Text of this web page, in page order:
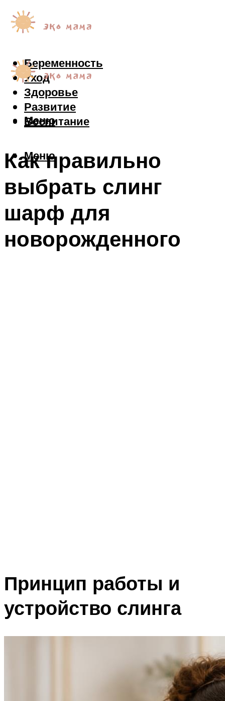
Беременность
Уход
Здоровье
Развитие
Воспитание
Меню
Меню
Как правильно
выбрать слинг
шарф для
новорожденного
Принцип работы и
устройство слинга